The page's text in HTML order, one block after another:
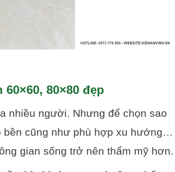
80×80 đẹp
nhiều người. Nhưng để chọn sao
bền cũng như phù hợp xu hướng…
gian sống trở nên thẩm mỹ hơn.